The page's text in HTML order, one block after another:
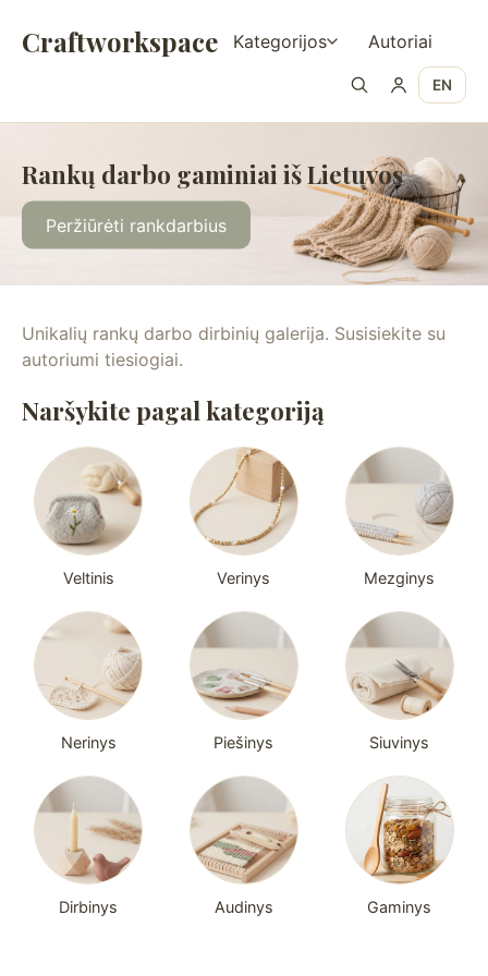
Craftworkspace Kategorijos Autoriai
EN
Rankų darbo gaminiai iš Lietuvos
Peržiūrėti rankdarbius
Unikalių rankų darbo dirbinių galerija. Susisiekite su
autoriumi tiesiogiai.
Naršykite pagal kategoriją
Veltinis Verinys Mezginys
Nerinys Piešinys Siuvinys
Dirbinys Audinys Gaminys